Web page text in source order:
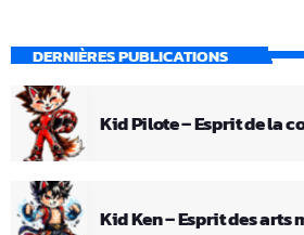
DERNIÈRES PUBLICATIONS
Kid Pilote – Esprit de la
Kid Ken – Esprit des arts